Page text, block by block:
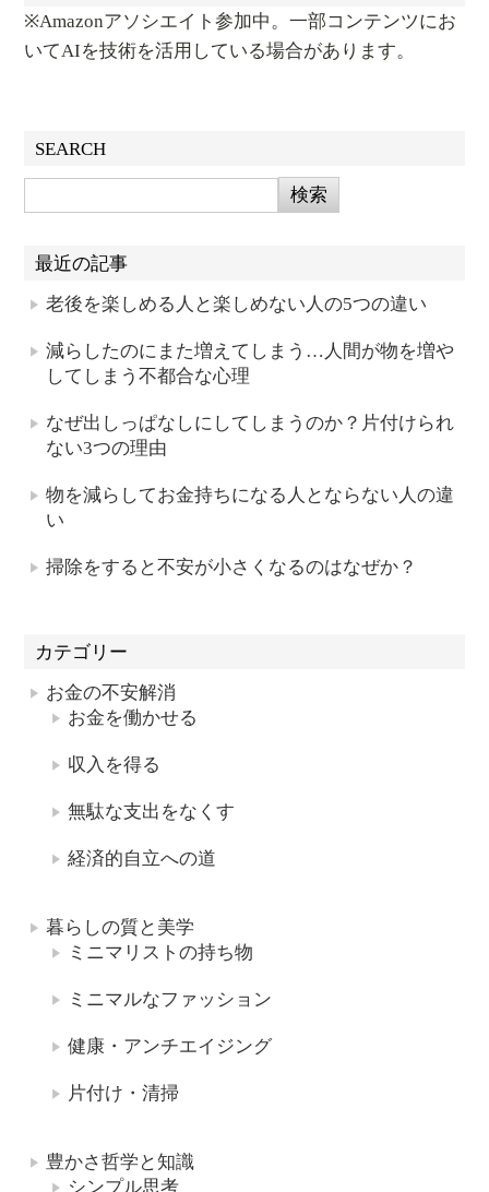
※Amazonアソシエイト参加中。一部コンテンツにお
いてAIを技術を活用している場合があります。
SEARCH
最近の記事
老後を楽しめる人と楽しめない人の5つの違い
減らしたのにまた増えてしまう…人間が物を増や
してしまう不都合な心理
なぜ出しっぱなしにしてしまうのか？片付けられ
ない3つの理由
物を減らしてお金持ちになる人とならない人の違
い
掃除をすると不安が小さくなるのはなぜか？
カテゴリー
お金の不安解消
お金を働かせる
収入を得る
無駄な支出をなくす
経済的自立への道
暮らしの質と美学
ミニマリストの持ち物
ミニマルなファッション
健康・アンチエイジング
片付け・清掃
豊かさ哲学と知識
シンプル思考